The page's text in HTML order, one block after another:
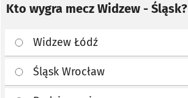
Kto wygra mecz Widzew - Śląsk?
Widzew Łódź
Śląsk Wrocław